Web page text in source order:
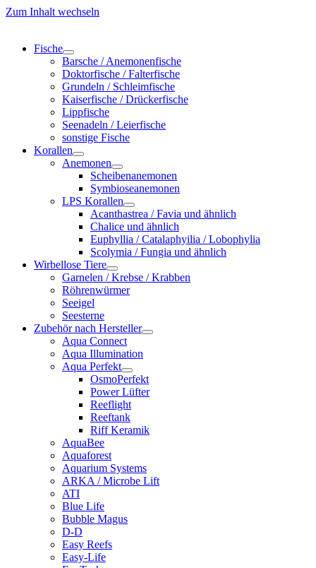
Zum Inhalt wechseln
Fische
Barsche / Anemonenfische
Doktorfische / Falterfische
Grundeln / Schleimfische
Kaiserfische / Drückerfische
Lippfische
Seenadeln / Leierfische
sonstige Fische
Korallen
Anemonen
Scheibenanemonen
Symbioseanemonen
LPS Korallen
Acanthastrea / Favia und ähnlich
Chalice und ähnlich
Euphyllia / Catalaphyilia / Lobophylia
Scolymia / Fungia und ähnlich
Wirbellose Tiere
Garnelen / Krebse / Krabben
Röhrenwürmer
Seeigel
Seesterne
Zubehör nach Hersteller
Aqua Connect
Aqua Illumination
Aqua Perfekt
OsmoPerfekt
Power Lüfter
Reeflight
Reeftank
Riff Keramik
AquaBee
Aquaforest
Aquarium Systems
ARKA / Microbe Lift
ATI
Blue Life
Bubble Magus
D-D
Easy Reefs
Easy-Life